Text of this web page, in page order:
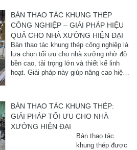
nghiệm và khu
vực sản xuất cần
môi trường sạch
sẽ, an toàn và
bền bỉ. Cùng tìm
hiểu ...
BÀN THAO TÁC KHUNG THÉP
CÔNG NGHIỆP – GIẢI PHÁP HIỆU
QUẢ CHO NHÀ XƯỞNG HIỆN ĐẠI
Bàn thao tác khung thép công nghiệp là
lựa chọn tối ưu cho nhà xưởng nhờ độ
bền cao, tải trọng lớn và thiết kế linh
hoạt. Giải pháp này giúp nâng cao hiệu
BÀN THAO TÁC KHUNG THÉP:
GIẢI PHÁP TỐI ƯU CHO NHÀ
XƯỞNG HIỆN ĐẠI
Bàn thao tác
khung thép được